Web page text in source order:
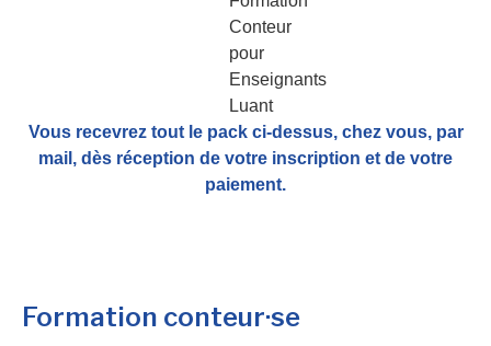
Vous recevrez tout le pack ci-dessus, chez vous, par
mail, dès réception de votre inscription et de votre
paiement.
Formation conteur·se